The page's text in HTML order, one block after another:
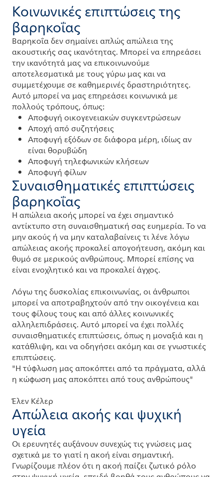
Κοινωνικές επιπτώσεις της
βαρηκοΐας
Βαρηκοΐα δεν σημαίνει απλώς απώλεια της
ακουστικής σας ικανότητας. Μπορεί να επηρεάσει
την ικανότητά μας να επικοινωνούμε
αποτελεσματικά με τους γύρω μας και να
συμμετέχουμε σε καθημερινές δραστηριότητες.
Αυτό μπορεί να μας επηρεάσει κοινωνικά με
πολλούς τρόπους, όπως:
Αποφυγή οικογενειακών συγκεντρώσεων
Αποχή από συζητήσεις
Αποφυγή εξόδων σε διάφορα μέρη, ιδίως αν
είναι θορυβώδη
Αποφυγή τηλεφωνικών κλήσεων
Αποφυγή φίλων
Συναισθηματικές επιπτώσεις
βαρηκοΐας
Η απώλεια ακοής μπορεί να έχει σημαντικό
αντίκτυπο στη συναισθηματική σας ευημερία. Το να
μην ακούς ή να μην καταλαβαίνεις τι λένε λόγω
απώλειας ακοής προκαλεί απογοήτευση, ακόμη και
θυμό σε μερικούς ανθρώπους. Μπορεί επίσης να
είναι ενοχλητικό και να προκαλεί άγχος.
Λόγω της δυσκολίας επικοινωνίας, οι άνθρωποι
μπορεί να αποτραβηχτούν από την οικογένεια και
τους φίλους τους και από άλλες κοινωνικές
αλληλεπιδράσεις. Αυτό μπορεί να έχει πολλές
συναισθηματικές επιπτώσεις, όπως η μοναξιά και η
κατάθλιψη, και να οδηγήσει ακόμη και σε γνωστικές
επιπτώσεις.
"Η τύφλωση μας αποκόπτει από τα πράγματα, αλλά
η κώφωση μας αποκόπτει από τους ανθρώπους"
Έλεν Κέλερ
Απώλεια ακοής και ψυχική
υγεία
Οι ερευνητές αυξάνουν συνεχώς τις γνώσεις μας
σχετικά με το γιατί η ακοή είναι σημαντική.
Γνωρίζουμε πλέον ότι η ακοή παίζει ζωτικό ρόλο